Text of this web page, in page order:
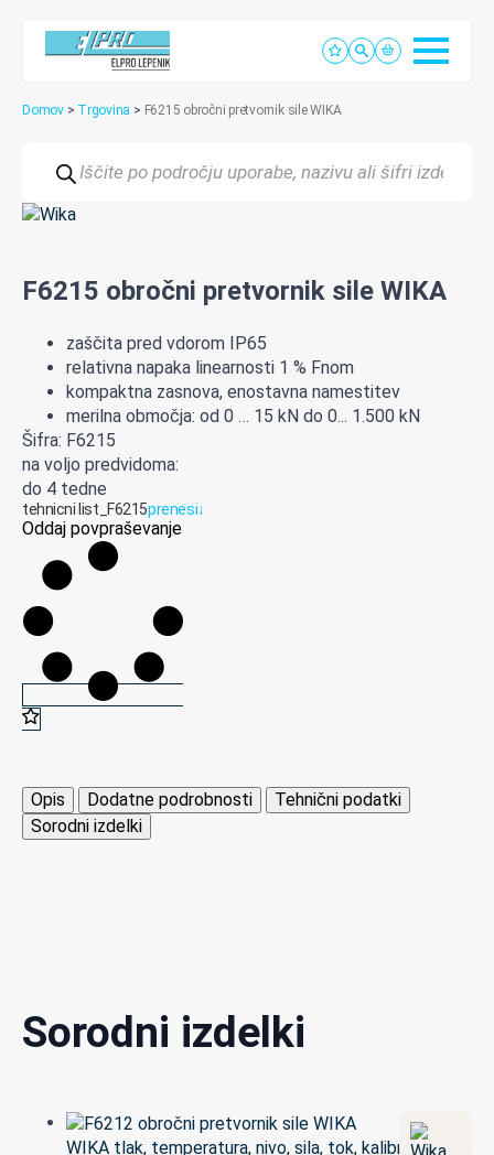
Domov > Trgovina > F6215 obročni pretvornik sile WIKA
search
F6215 obročni pretvornik sile WIKA
zaščita pred vdorom IP65
relativna napaka linearnosti 1 % Fnom
kompaktna zasnova, enostavna namestitev
merilna območja: od 0 … 15 kN do 0... 1.500 kN
Šifra: F6215
na voljo predvidoma:
do 4 tedne
tehnicni list_F6215prenesi↓
Oddaj povpraševanje
Opis Dodatne podrobnosti
Tehnični podatki
Sorodni izdelki
Sorodni izdelki
WIKA tlak, temperatura, nivo, sila, tok, kalibracija in